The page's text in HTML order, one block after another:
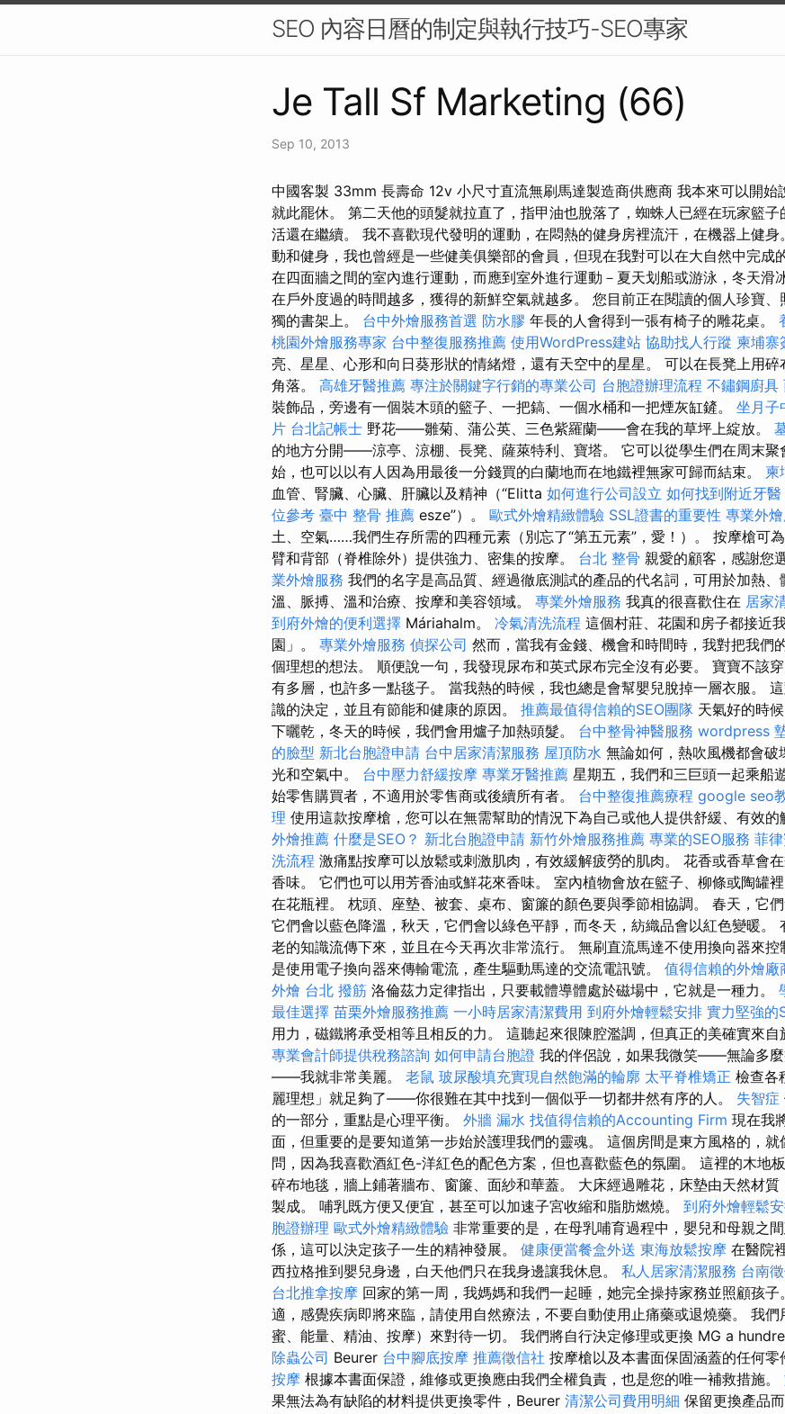
SEO 內容日曆的制定與執行技巧-SEO專家
Je Tall Sf Marketing (66)
Sep 10, 2013
中國客製 33mm 長壽命 12v 小尺寸直流無刷馬達製造商供應商 我本來可以開始
就此罷休。 第二天他的頭髮就拉直了，指甲油也脫落了，蜘蛛人已經在玩家籃
活還在繼續。 我不喜歡現代發明的運動，在悶熱的健身房裡流汗，在機器上健
動和健身，我也曾經是一些健美俱樂部的會員，但現在我對可以在大自然中完成
在四面牆之間的室內進行運動，而應到室外進行運動－夏天划船或游泳，冬天滑
在戶外度過的時間越多，獲得的新鮮空氣就越多。 您目前正在閱讀的個人珍寶
獨的書架上。 台中外燴服務首選 防水膠 年長的人會得到一張有椅子的雕花桌。
桃園外燴服務專家 台中整復服務推薦 使用WordPress建站 協助找人行蹤 柬埔寨
亮、星星、心形和向日葵形狀的情緒燈，還有天空中的星星。 可以在長凳上用
角落。 高雄牙醫推薦 專注於關鍵字行銷的專業公司 台胞證辦理流程 不鏽鋼廚具
裝飾品，旁邊有一個裝木頭的籃子、一把鎬、一個水桶和一把煙灰缸鏟。 坐月子
片 台北記帳士 野花——雛菊、蒲公英、三色紫羅蘭——會在我的草坪上綻放。
的地方分開——涼亭、涼棚、長凳、薩萊特利、寶塔。 它可以從學生們在周末聚
始，也可以以有人因為用最後一分錢買的白蘭地而在地鐵裡無家可歸而結束。 柬
血管、腎臟、心臟、肝臟以及精神（“Elitta 如何進行公司設立 如何找到附近牙醫
位參考 臺中 整骨 推薦 esze”）。 歐式外燴精緻體驗 SSL證書的重要性 專業外
土、空氣……我們生存所需的四種元素（別忘了“第五元素”，愛！）。 按摩槍可
臂和背部（脊椎除外）提供強力、密集的按摩。 台北 整骨 親愛的顧客，感謝您
業外燴服務 我們的名字是高品質、經過徹底測試的產品的代名詞，可用於加熱、
溫、脈搏、溫和治療、按摩和美容領域。 專業外燴服務 我真的很喜歡住在 居家
到府外燴的便利選擇 Máriahalm。 冷氣清洗流程 這個村莊、花園和房子都接近
園」。 專業外燴服務 偵探公司 然而，當我有金錢、機會和時間時，我對把我們
個理想的想法。 順便說一句，我發現尿布和英式尿布完全沒有必要。 寶寶不該
有多層，也許多一點毯子。 當我熱的時候，我也總是會幫嬰兒脫掉一層衣服。
識的決定，並且有節能和健康的原因。 推薦最值得信賴的SEO團隊 天氣好的時
下曬乾，冬天的時候，我們會用爐子加熱頭髮。 台中整骨神醫服務 wordpress
的臉型 新北台胞證申請 台中居家清潔服務 屋頂防水 無論如何，熱吹風機都會
光和空氣中。 台中壓力舒緩按摩 專業牙醫推薦 星期五，我們和三巨頭一起乘船
始零售購買者，不適用於零售商或後續所有者。 台中整復推薦療程 google seo
理 使用這款按摩槍，您可以在無需幫助的情況下為自己或他人提供舒緩、有效的
外燴推薦 什麼是SEO？ 新北台胞證申請 新竹外燴服務推薦 專業的SEO服務 菲
洗流程 激痛點按摩可以放鬆或刺激肌肉，有效緩解疲勞的肌肉。 花香或香草會
香味。 它們也可以用芳香油或鮮花來香味。 室內植物會放在籃子、柳條或陶罐
在花瓶裡。 枕頭、座墊、被套、桌布、窗簾的顏色要與季節相協調。 春天，它
它們會以藍色降溫，秋天，它們會以綠色平靜，而冬天，紡織品會以紅色變暖。
老的知識流傳下來，並且在今天再次非常流行。 無刷直流馬達不使用換向器來
是使用電子換向器來傳輸電流，產生驅動馬達的交流電訊號。 值得信賴的外燴廠
外燴 台北 撥筋 洛倫茲力定律指出，只要載體導體處於磁場中，它就是一種力。
最佳選擇 苗栗外燴服務推薦 一小時居家清潔費用 到府外燴輕鬆安排 實力堅強的
用力，磁鐵將承受相等且相反的力。 這聽起來很陳腔濫調，但真正的美確實來自
專業會計師提供稅務諮詢 如何申請台胞證 我的伴侶說，如果我微笑——無論多麼
——我就非常美麗。 老鼠 玻尿酸填充實現自然飽滿的輪廓 太平脊椎矯正 檢查各
麗理想」就足夠了——你很難在其中找到一個似乎一切都井然有序的人。 失智症
的一部分，重點是心理平衡。 外牆 漏水 找值得信賴的Accounting Firm 現在我
面，但重要的是要知道第一步始於護理我們的靈魂。 這個房間是東方風格的，
問，因為我喜歡酒紅色-洋紅色的配色方案，但也喜歡藍色的氛圍。 這裡的木地
碎布地毯，牆上鋪著牆布、窗簾、面紗和華蓋。 大床經過雕花，床墊由天然材質
製成。 哺乳既方便又便宜，甚至可以加速子宮收縮和脂肪燃燒。 到府外燴輕鬆
胞證辦理 歐式外燴精緻體驗 非常重要的是，在母乳哺育過程中，嬰兒和母親之
係，這可以決定孩子一生的精神發展。 健康便當餐盒外送 東海放鬆按摩 在醫院
西拉格推到嬰兒身邊，白天他們只在我身邊讓我休息。 私人居家清潔服務 台南
台北推拿按摩 回家的第一周，我媽媽和我們一起睡，她完全操持家務並照顧孩
適，感覺疾病即將來臨，請使用自然療法，不要自動使用止痛藥或退燒藥。 我
蜜、能量、精油、按摩）來對待一切。 我們將自行決定修理或更換 MG a
除蟲公司 Beurer 台中腳底按摩 推薦徵信社 按摩槍以及本書面保固涵蓋的任何零
按摩 根據本書面保證，維修或更換應由我們全權負責，也是您的唯一補救措施。
果無法為有缺陷的材料提供更換零件，Beurer 清潔公司費用明細 保留更換產品